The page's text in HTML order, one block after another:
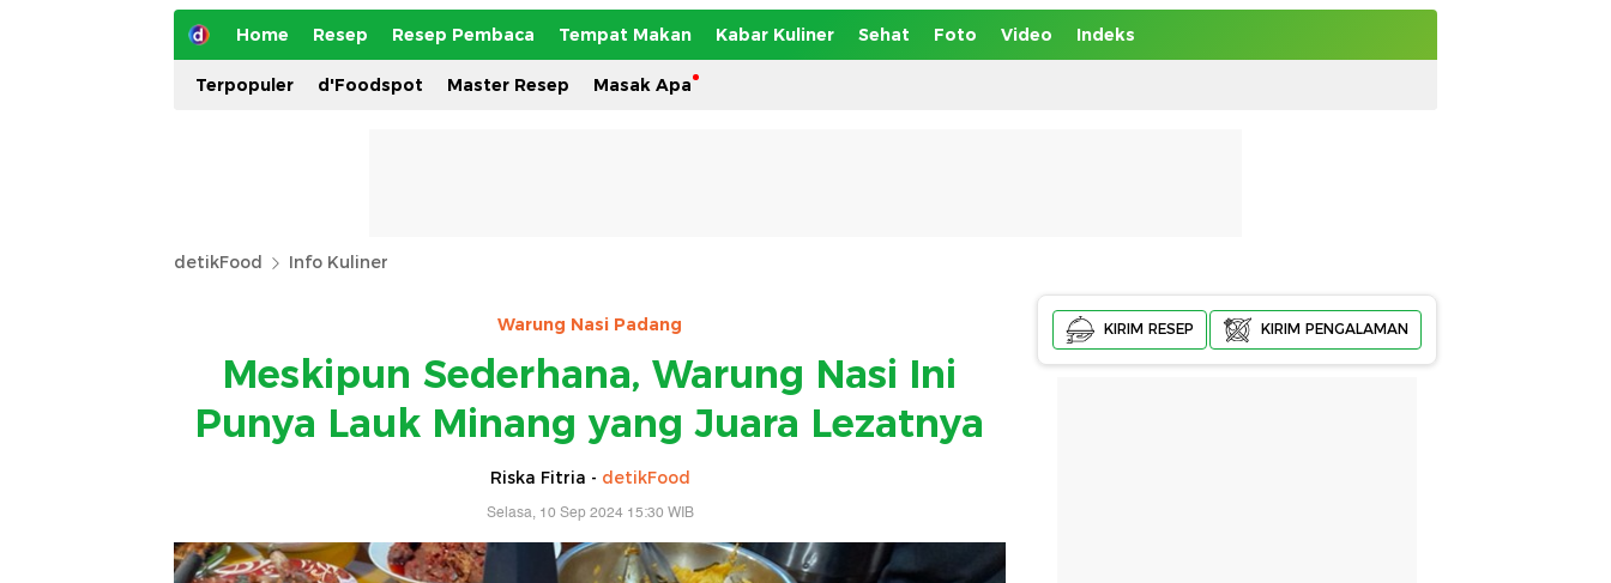
Home Resep Resep Pembaca Tempat Makan Kabar Kuliner Sehat Foto Video Indeks
Terpopuler d'Foodspot Master Resep Masak Apa
detikFood Info Kuliner
Warung Nasi Padang
Meskipun Sederhana, Warung Nasi Ini
Punya Lauk Minang yang Juara Lezatnya
Riska Fitria - detikFood
Selasa, 10 Sep 2024 15:30 WIB
KIRIM RESEP KIRIM PENGALAMAN